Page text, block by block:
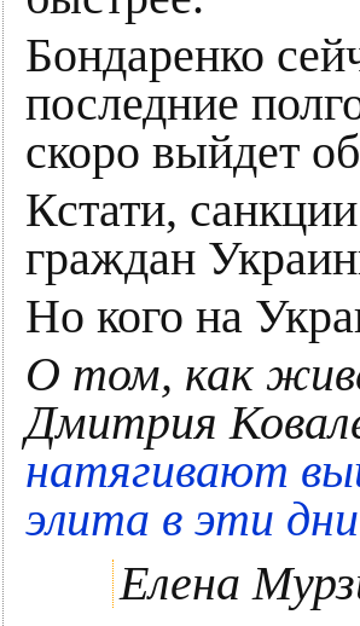
Бондаренко
последние
скоро выйдет
Кстати,
граждан
Но кого на
О том, как
Дмитрия
натягивают
элита в эти
Елена